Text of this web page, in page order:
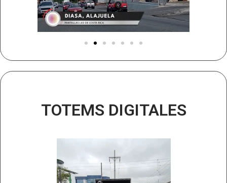
TOTEMS DIGITALES